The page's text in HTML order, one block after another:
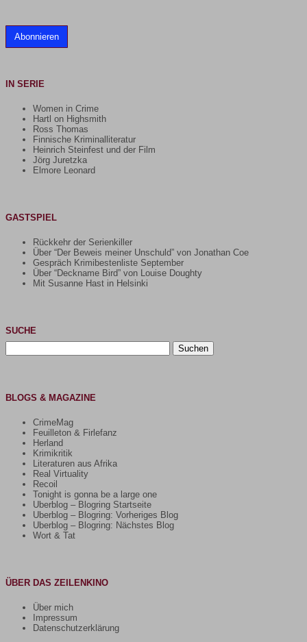
Abonnieren
IN SERIE
Women in Crime
Hartl on Highsmith
Ross Thomas
Finnische Kriminalliteratur
Heinrich Steinfest und der Film
Jörg Juretzka
Elmore Leonard
GASTSPIEL
Rückkehr der Serienkiller
Über “Der Beweis meiner Unschuld” von Jonathan Coe
Gespräch Krimibestenliste September
Über “Deckname Bird” von Louise Doughty
Mit Susanne Hast in Helsinki
SUCHE
nach:
BLOGS & MAGAZINE
CrimeMag
Feuilleton & Firlefanz
Herland
Krimikritik
Literaturen aus Afrika
Real Virtuality
Recoil
Tonight is gonna be a large one
Uberblog – Blogring Startseite
Uberblog – Blogring: Vorheriges Blog
Uberblog – Blogring: Nächstes Blog
Wort & Tat
ÜBER DAS ZEILENKINO
Über mich
Impressum
Datenschutzerklärung